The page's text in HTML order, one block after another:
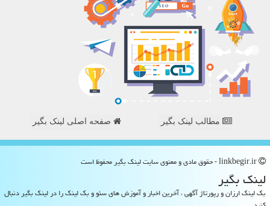
مطالب لینک بگیر صفحه اصلی لینک بگیر
لینك بگیر
بک لینک ارزان و رپورتاژ آگهی ، آخرین اخبار و آموزش های سئو و بک لینک را در لینک بگیر دنبال